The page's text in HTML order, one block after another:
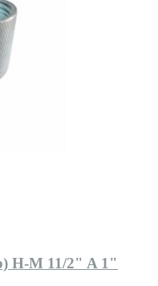
H-M 11/2" A 1"